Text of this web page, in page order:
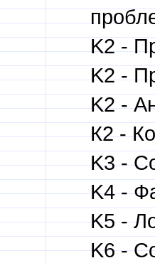
K2 -
K2 -
K2 -
К2 -
K3 -
K4 -
K5 -
K6 -